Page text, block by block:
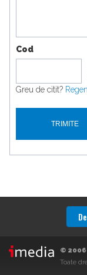
Cod
Greu de citit?
©
Toate